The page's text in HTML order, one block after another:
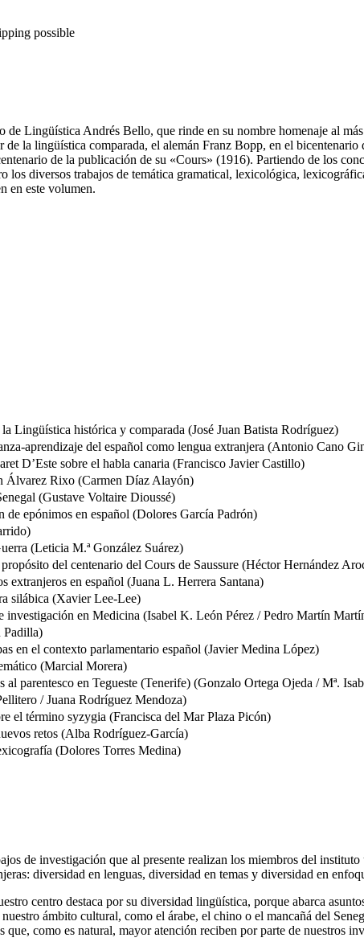
possible
Lingüística Andrés Bello, que rinde en su nombre homenaje al
la lingüística comparada, el alemán Franz Bopp, en el
de la publicación de su «Cours» (1916). Partiendo de los
los diversos trabajos de temática gramatical, lexicológica,
en este volumen.
Lingüística histórica y comparada (José Juan Batista Rodríguez)
aprendizaje del español como lengua extranjera (Antonio Cano
D’Este sobre el habla canaria (Francisco Javier Castillo)
Álvarez Rixo (Carmen Díaz Alayón)
(Gustave Voltaire Dioussé)
epónimos en español (Dolores García Padrón)
(Leticia M.ª González Suárez)
del centenario del Cours de Saussure (Héctor Hernández
en español (Juana L. Herrera Santana)
silábica (Xavier Lee-Lee)
investigación en Medicina (Isabel K. León Pérez / Pedro Martín
Padilla)
en el contexto parlamentario español (Javier Medina López)
(Marcial Morera)
parentesco en Tegueste (Tenerife) (Gonzalo Ortega Ojeda / Mª.
/ Juana Rodríguez Mendoza)
el término syzygia (Francisca del Mar Plaza Picón)
retos (Alba Rodríguez-García)
(Dolores Torres Medina)
de investigación que al presente realizan los miembros del
diversidad en lenguas, diversidad en temas y diversidad en
centro destaca por su diversidad lingüística, porque abarca
ámbito cultural, como el árabe, el chino o el mancañá del
como es natural, mayor atención reciben por parte de nuestros